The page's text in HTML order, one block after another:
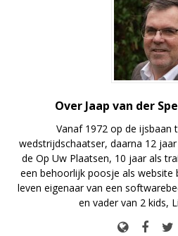
Over Jaap van der
Vanaf 1972 op de ijsbaan
wedstrijdschaatser, daarna 12
de Op Uw Plaatsen, 10 jaar als
een behoorlijk poosje als website
leven eigenaar van een
en vader van 2 kids,